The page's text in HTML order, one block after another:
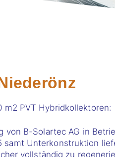
m2 PVT Hybridkollektoren:
von B-Solartec AG in
samt Unterkonstruktion
vollständig zu